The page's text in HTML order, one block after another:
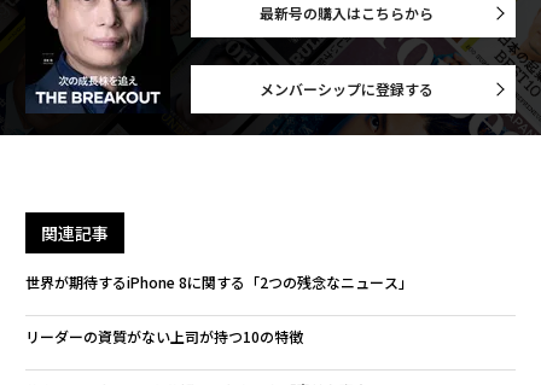
最新号の購入はこちらから
メンバーシップに登録する
関連記事
世界が期待するiPhone 8に関する「2つの残念なニュース」
リーダーの資質がない上司が持つ10の特徴